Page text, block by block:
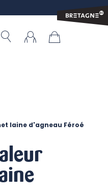
laine d'agneau Féroé